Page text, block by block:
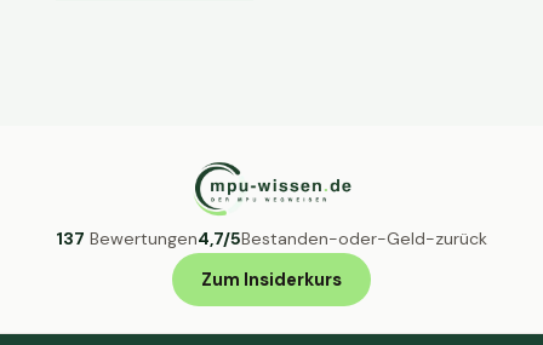
137 Bewertungen4,7/5Bestanden-oder-Geld-zurück
Zum Insiderkurs